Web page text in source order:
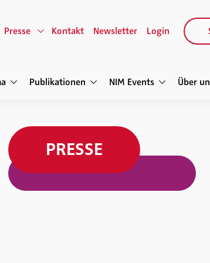
Publikationen NIM Events Über
Presse Kontakt Newsletter Login
PRESSE